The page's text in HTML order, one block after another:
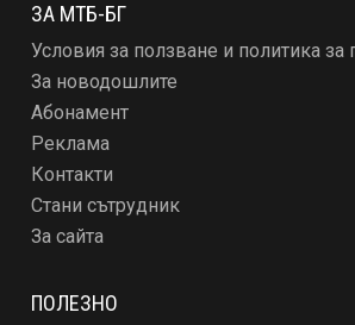
ЗА МТБ-БГ
Условия за ползване и политика за
За новодошлите
Абонамент
Реклама
Контакти
Стани сътрудник
За сайта
ПОЛЕЗНО